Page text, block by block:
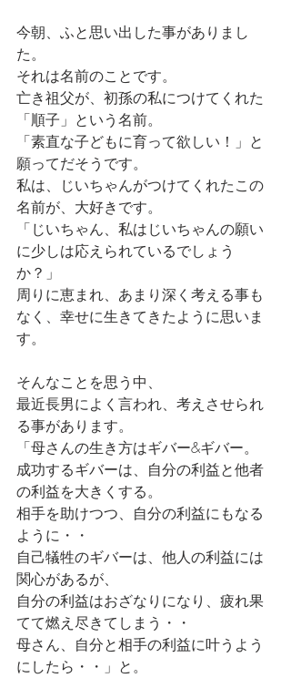
今朝、ふと思い出した事がありまし
た。
それは名前のことです。
亡き祖父が、初孫の私につけてくれた
「順子」という名前。
「素直な子どもに育って欲しい！」と
願ってだそうです。
私は、じいちゃんがつけてくれたこの
名前が、大好きです。
「じいちゃん、私はじいちゃんの願い
に少しは応えられているでしょう
か？」
周りに恵まれ、あまり深く考える事も
なく、幸せに生きてきたように思いま
す。
そんなことを思う中、
最近長男によく言われ、考えさせられ
る事があります。
「母さんの生き方はギバー&ギバー。
成功するギバーは、自分の利益と他者
の利益を大きくする。
相手を助けつつ、自分の利益にもなる
ように・・
自己犠牲のギバーは、他人の利益には
関心があるが、
自分の利益はおざなりになり、疲れ果
てて燃え尽きてしまう・・
母さん、自分と相手の利益に叶うよう
にしたら・・」と。